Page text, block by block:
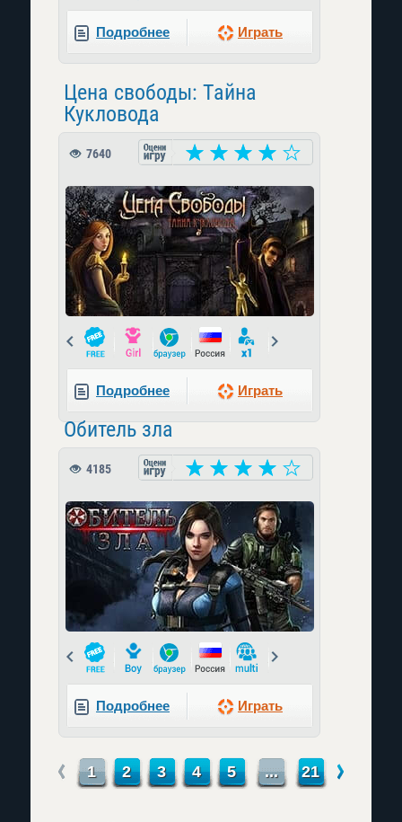
Подробнее Играть
Цена свободы: Тайна
Кукловода
7640
Prev
Подробнее Играть
Обитель зла
4185
Prev
Подробнее Играть
←1 2 3 4 5 ... 21